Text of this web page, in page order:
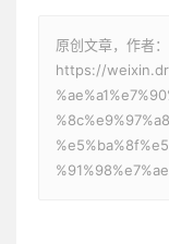
原创文章，作者
https://